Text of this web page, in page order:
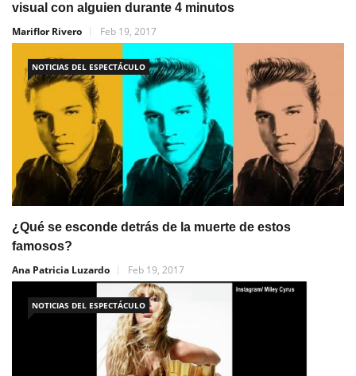
visual con alguien durante 4 minutos
Mariflor Rivero
Feb 19, 2017
NOTICIAS DEL ESPECTÁCULO
¿Qué se esconde detrás de la muerte de estos
famosos?
Ana Patricia Luzardo
Feb 19, 2017
NOTICIAS DEL ESPECTÁCULO